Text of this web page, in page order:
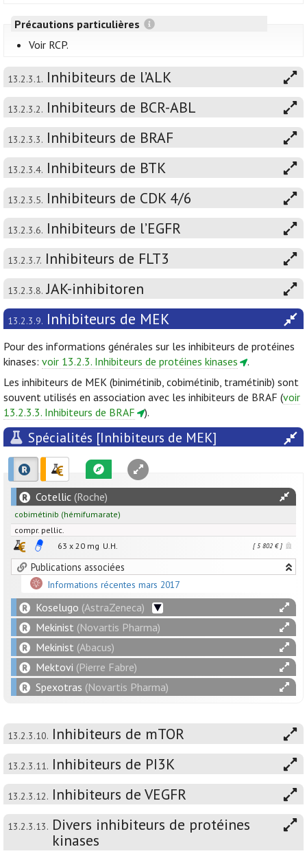
Précautions particulières
Voir RCP.
13.2.3.1. Inhibiteurs de l’ALK
13.2.3.2. Inhibiteurs de BCR-ABL
13.2.3.3. Inhibiteurs de BRAF
13.2.3.4. Inhibiteurs de BTK
13.2.3.5. Inhibiteurs de CDK 4/6
13.2.3.6. Inhibiteurs de l’EGFR
13.2.3.7. Inhibiteurs de FLT3
13.2.3.8. JAK-inhibitoren
13.2.3.9. Inhibiteurs de MEK
Pour des informations générales sur les inhibiteurs de protéines
kinases: voir 13.2.3. Inhibiteurs de protéines kinases
.
Les inhibiteurs de MEK (binimétinib, cobimétinib, tramétinib) sont
souvent utilisés en association avec les inhibiteurs de BRAF (voir
13.2.3.3. Inhibiteurs de BRAF
).
Spécialités [Inhibiteurs de MEK]
Cotellic (Roche)
cobimétinib (hémifumarate)
compr. pellic.
63 x 20 mg U.H. [ 5 802 € ]
Publications associées
Informations récentes mars 2017
Koselugo (AstraZeneca)
Mekinist (Novartis Pharma)
Mekinist (Abacus)
Mektovi (Pierre Fabre)
Spexotras (Novartis Pharma)
13.2.3.10. Inhibiteurs de mTOR
13.2.3.11. Inhibiteurs de PI3K
13.2.3.12. Inhibiteurs de VEGFR
13.2.3.13. Divers inhibiteurs de protéines
kinases